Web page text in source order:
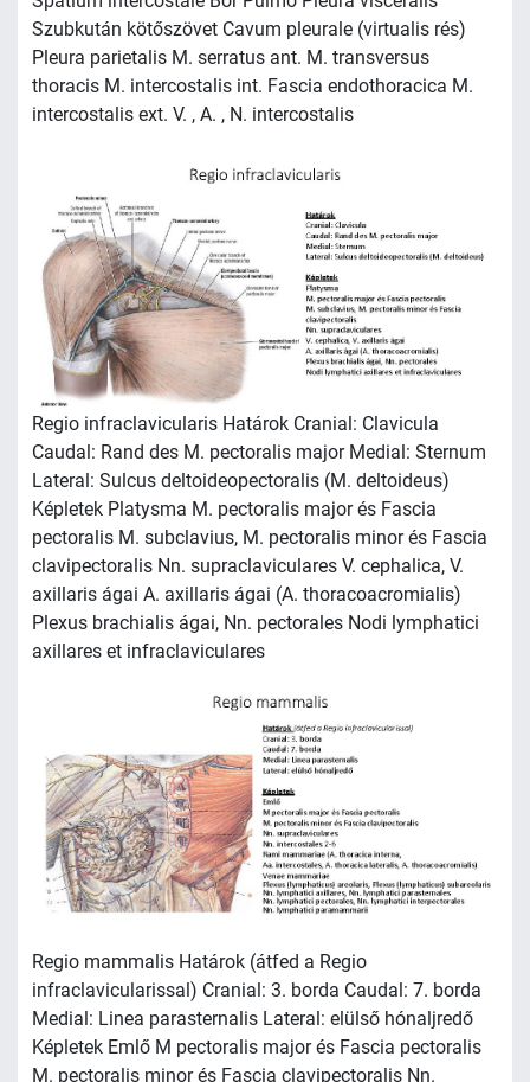
Szubkután kötőszövet Cavum pleurale (virtualis rés)
Pleura parietalis M. serratus ant. M. transversus
thoracis M. intercostalis int. Fascia endothoracica M.
intercostalis ext. V. , A. , N. intercostalis
Regio infraclavicularis Határok Cranial: Clavicula
Caudal: Rand des M. pectoralis major Medial: Sternum
Lateral: Sulcus deltoideopectoralis (M. deltoideus)
Képletek Platysma M. pectoralis major és Fascia
pectoralis M. subclavius, M. pectoralis minor és Fascia
clavipectoralis Nn. supraclaviculares V. cephalica, V.
axillaris ágai A. axillaris ágai (A. thoracoacromialis)
Plexus brachialis ágai, Nn. pectorales Nodi lymphatici
axillares et infraclaviculares
Regio mammalis Határok (átfed a Regio
infraclavicularissal) Cranial: 3. borda Caudal: 7. borda
Medial: Linea parasternalis Lateral: elülső hónaljredő
Képletek Emlő M pectoralis major és Fascia pectoralis
M. pectoralis minor és Fascia clavipectoralis Nn.